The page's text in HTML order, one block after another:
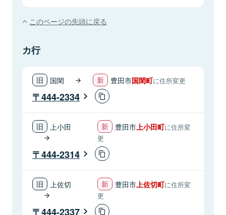
このページの先頭に戻る
カ行
国閑 豊田市国閑町に住所変更
444-2334
上小田 豊田市 上小田町に住所変
更
444-2314
上佐切 豊田市 上佐切町に住所変
更
444-2337